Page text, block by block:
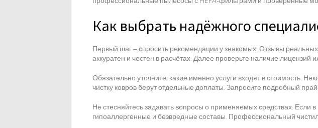
Как выбрать надёжного
Первый шаг – спросить рекомендации у знакомых. Отзывы
аккуратен и честен в расчётах. Далее проверьте наличие
Обязательно уточните, какие именно услуги входят в стоимость.
чистку ковров берут отдельные доплаты. Запросите подробный
Не стесняйтесь задавать вопросы о применяемых средствах.
гипоаллергенные и безвредные составы. Профессиональный